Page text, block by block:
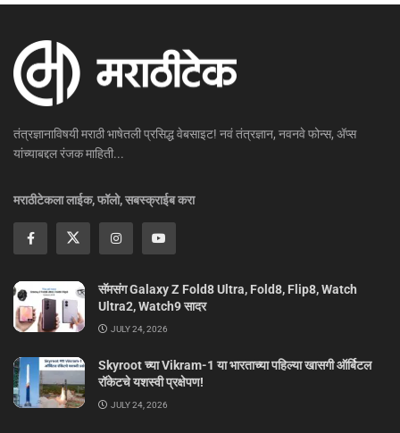
तंत्रज्ञानाविषयी मराठी भाषेतली प्रसिद्ध वेबसाइट! नवं तंत्रज्ञान, नवनवे फोन्स, ॲप्स
यांच्याबद्दल रंजक माहिती...
मराठीटेकला लाईक, फॉलो, सबस्क्राईब करा
सॅमसंग Galaxy Z Fold8 Ultra, Fold8, Flip8, Watch
Ultra2, Watch9 सादर
JULY 24, 2026
Skyroot च्या Vikram-1 या भारताच्या पहिल्या खासगी ऑर्बिटल
रॉकेटचे यशस्वी प्रक्षेपण!
JULY 24, 2026